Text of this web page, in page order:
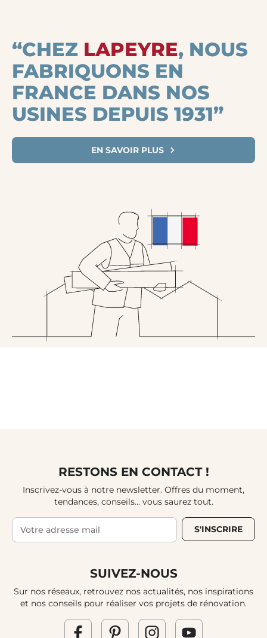
“CHEZ LAPEYRE, NOUS
FABRIQUONS EN
FRANCE DANS NOS
USINES DEPUIS 1931”
EN SAVOIR PLUS
RESTONS EN CONTACT !
Inscrivez-vous à notre newsletter. Offres du moment,
tendances, conseils... vous saurez tout.
S'INSCRIRE
SUIVEZ-NOUS
Sur nos réseaux, retrouvez nos actualités, nos inspirations
et nos conseils pour réaliser vos projets de rénovation.